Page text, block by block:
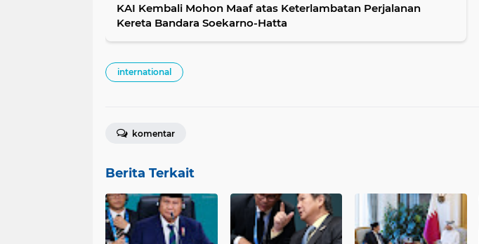
KAI Kembali Mohon Maaf atas Keterlambatan Perjalanan
Kereta Bandara Soekarno-Hatta
international
komentar
Berita Terkait